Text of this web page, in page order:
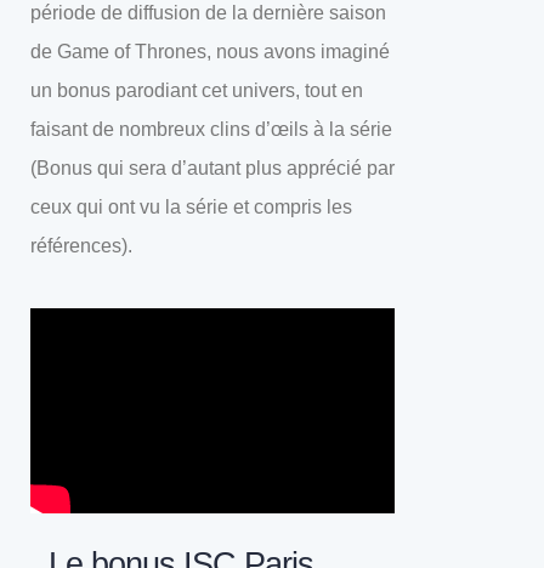
période de diffusion de la dernière saison
de Game of Thrones, nous avons imaginé
un bonus parodiant cet univers, tout en
faisant de nombreux clins d’œils à la série
(Bonus qui sera d’autant plus apprécié par
ceux qui ont vu la série et compris les
références).